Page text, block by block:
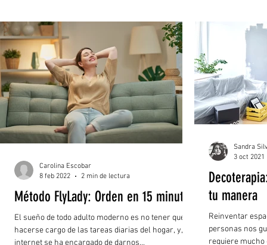
Método FlyLady: Orden en 15 minutos
El sueño de todo adulto moderno es no tener que
hacerse cargo de las tareas diarias del hogar, y, el
internet se ha encargado de darnos...
Carolina Escobar
8 feb 2022
2 min de lectura
tu manera
Reinventar
personas nos
requiere mucho
Sandra
3 oct 2021